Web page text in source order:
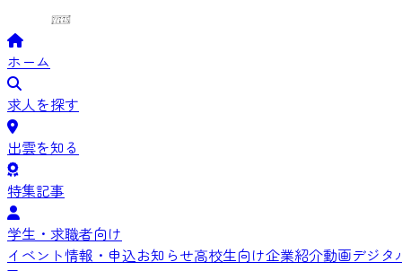
ホーム
求人を探す
出雲を知る
特集記事
学生・求職者向け
イベント情報・申込お知らせ高校生向け企業紹介動画デジタ